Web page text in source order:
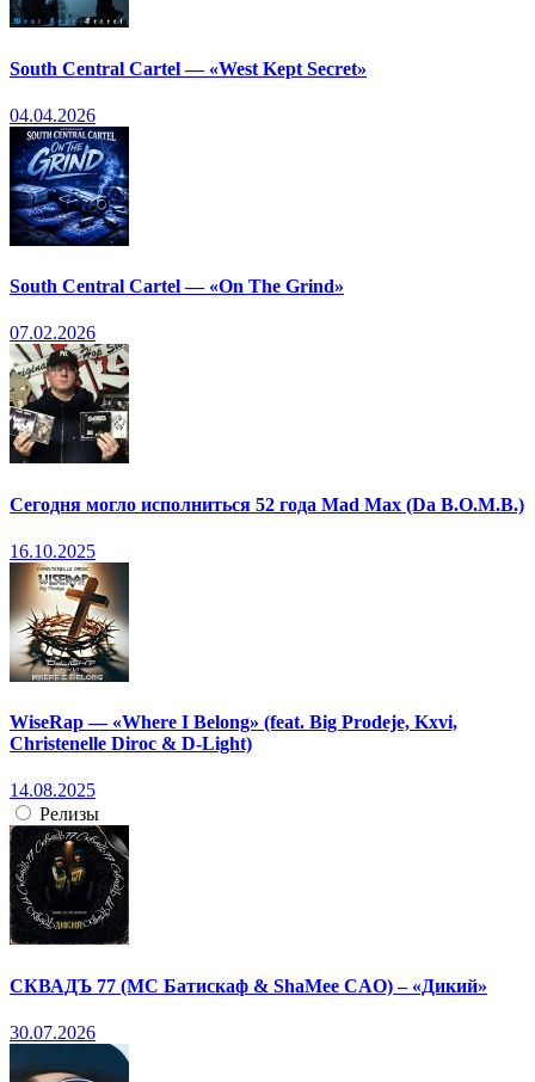
South Central Cartel — «West Kept Secret»
04.04.2026
South Central Cartel — «On The Grind»
07.02.2026
Сегодня могло исполниться 52 года Mad Max (Da B.O.M.B.)
16.10.2025
WiseRap — «Where I Belong» (feat. Big Prodeje, Kxvi,
Christenelle Diroc & D-Light)
14.08.2025
Релизы
СКВАДЪ 77 (МС Батискаф & ShaMee CAO) – «Дикий»
30.07.2026